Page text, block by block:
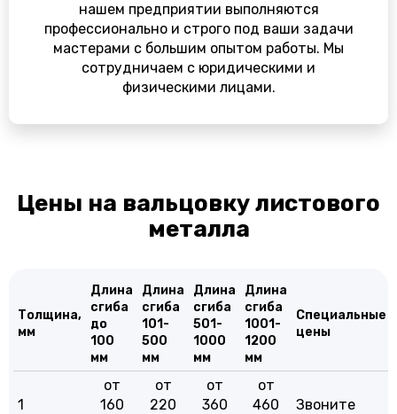
нашем предприятии выполняются
профессионально и строго под ваши задачи
мастерами с большим опытом работы. Мы
сотрудничаем с юридическими и
физическими лицами.
Цены на вальцовку листового
металла
Толщина,
мм
Длина
сгиба
до
100
мм
Длина
сгиба
101-
500
мм
Длина
сгиба
501-
1000
мм
Длина
сгиба
1001-
1200
мм
Специальные
цены
1
от
160
от
220
от
360
от
460
Звоните